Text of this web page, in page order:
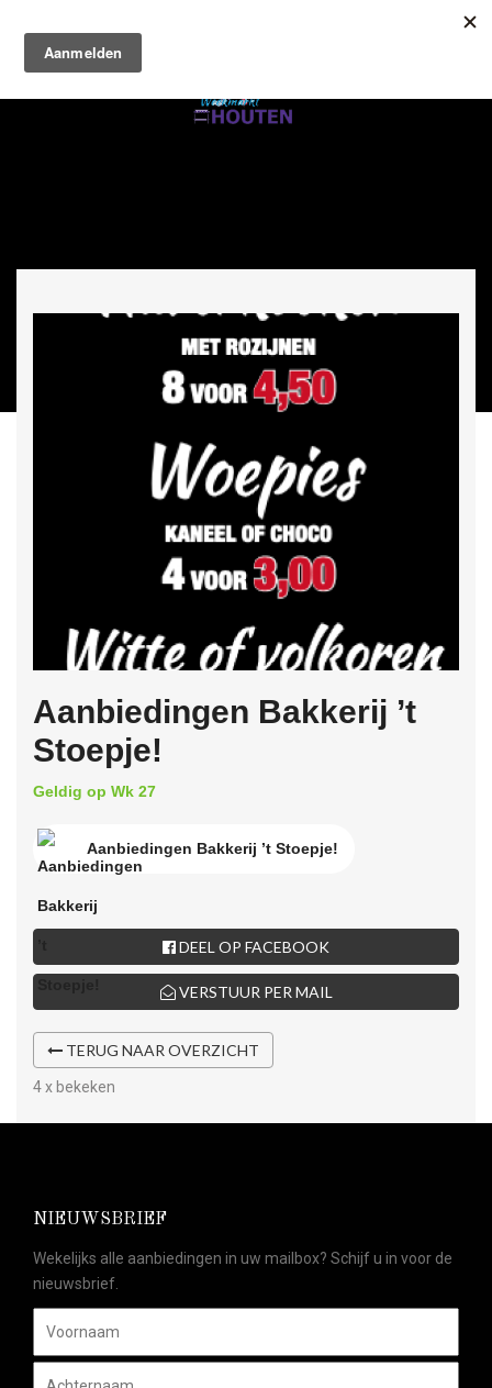
Aanbiedingen Bakkerij ’t
Stoepje!
Geldig op Wk 27
Aanbiedingen Bakkerij ’t Stoepje!
DEEL OP FACEBOOK
VERSTUUR PER MAIL
TERUG NAAR OVERZICHT
4 x bekeken
NIEUWSBRIEF
Wekelijks alle aanbiedingen in uw mailbox? Schijf u in voor de
nieuwsbrief.